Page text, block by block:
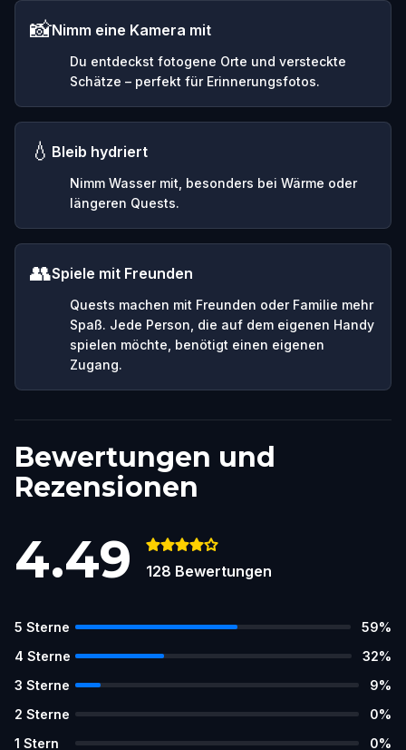
📸Nimm eine Kamera mit
Du entdeckst fotogene Orte und versteckte
Schätze – perfekt für Erinnerungsfotos.
💧 Bleib hydriert
Nimm Wasser mit, besonders bei Wärme oder
längeren Quests.
👥Spiele mit Freunden
Quests machen mit Freunden oder Familie mehr
Spaß. Jede Person, die auf dem eigenen Handy
spielen möchte, benötigt einen eigenen
Zugang.
Bewertungen und
Rezensionen
4.49 128 Bewertungen
5 Sterne 59%
4 Sterne 32%
3 Sterne 9%
2 Sterne 0%
1 Stern 0%